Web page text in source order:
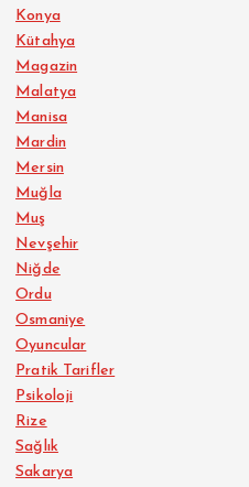
Konya
Kütahya
Magazin
Malatya
Manisa
Mardin
Mersin
Muğla
Muş
Nevşehir
Niğde
Ordu
Osmaniye
Oyuncular
Pratik Tarifler
Psikoloji
Rize
Sağlık
Sakarya